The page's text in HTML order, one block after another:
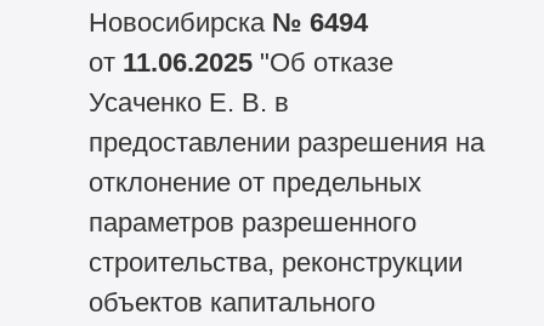
Новосибирска № 6494
от11.06.2025"Об отказе
Усаченко Е. В. в
предоставлении разрешения на
отклонение от предельных
параметров разрешенного
строительства, реконструкции
объектов капитального